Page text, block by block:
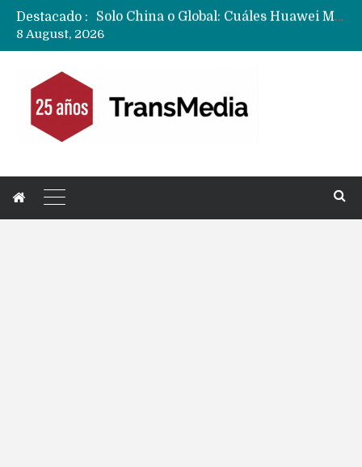
Destacado :
Data Centers de Huawei en Chile, México, Brasil,Perú y Argentina podrían verse afectados por arremetida de EE.UU
8 August, 2026